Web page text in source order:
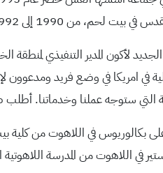
لحم، من 1990 إلى 1992.
لأكون المدير التنفيذي لمنطقة
في امريكا في وضع فريد ومدعوون
التي ستوجه عملنا وخدماتنا.